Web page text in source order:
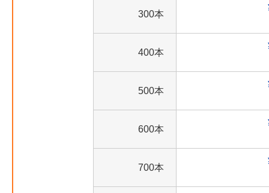
300本
400本
500本
600本
700本